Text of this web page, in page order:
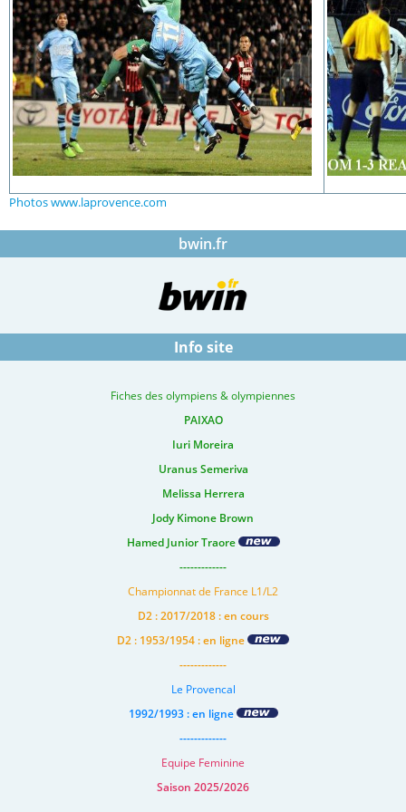
Photos www.laprovence.com
bwin.fr
Info site
Fiches des olympiens & olympiennes
PAIXAO
Iuri Moreira
Uranus Semeriva
Melissa Herrera
Jody Kimone Brown
Hamed Junior Traore
-------------
Championnat de France L1/L2
D2 : 2017/2018 : en cours
D2 : 1953/1954 : en ligne
-------------
Le Provencal
1992/1993 : en ligne
-------------
Equipe Feminine
Saison 2025/2026